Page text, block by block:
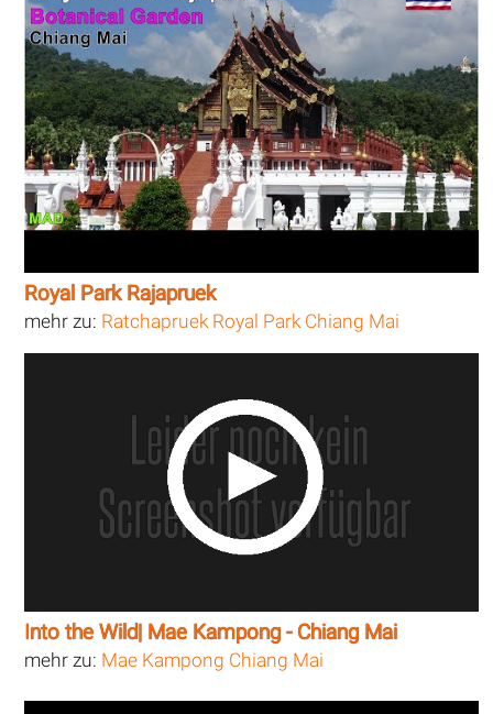
Royal Park Rajapruek
mehr zu: Ratchapruek Royal Park Chiang Mai
Into the Wild| Mae Kampong - Chiang Mai
mehr zu: Mae Kampong Chiang Mai